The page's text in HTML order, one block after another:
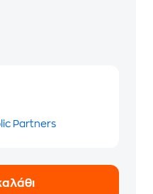
Partners